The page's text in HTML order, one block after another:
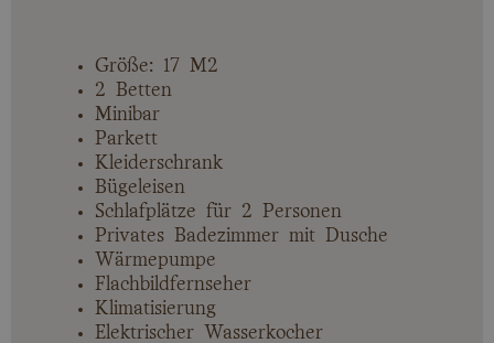
Größe: 17 M2
2 Betten
Minibar
Parkett
Kleiderschrank
Bügeleisen
Schlafplätze für 2 Personen
Privates Badezimmer mit Dusche
Wärmepumpe
Flachbildfernseher
Klimatisierung
Elektrischer Wasserkocher